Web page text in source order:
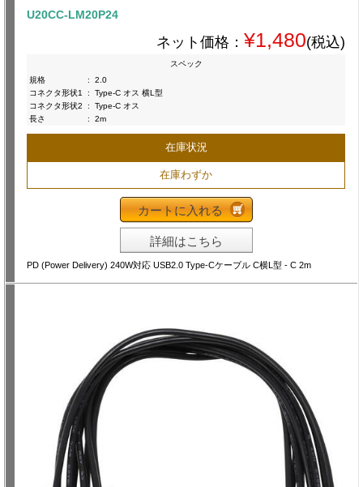
U20CC-LM20P24
ネット価格： ¥1,480(税込)
スペック
規格
:
2.0
コネクタ形状1
:
Type-C オス 横L型
コネクタ形状2
:
Type-C オス
長さ
: 2m
在庫状況
在庫わずか
カートに入れる
詳細はこちら
PD (Power Delivery) 240W対応 USB2.0 Type-Cケーブル C横L型 - C 2m